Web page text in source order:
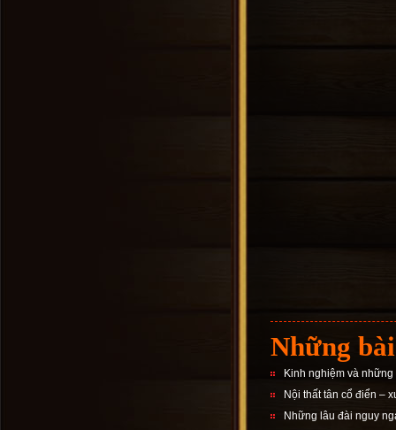
Những
Kinh nghiệm và
Nội thất tân cổ điển –
Những lâu đài nguy